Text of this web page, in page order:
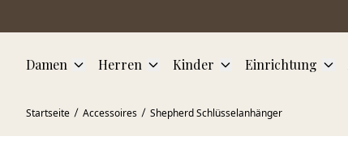
Damen Herren Kinder Einrichtung
Startseite Accessoires Shepherd Schlüsselanhänger